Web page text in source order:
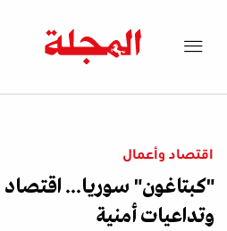
اقتصاد وأعمال
"كبتاغون" سوريا...
وتداعيات أمنية